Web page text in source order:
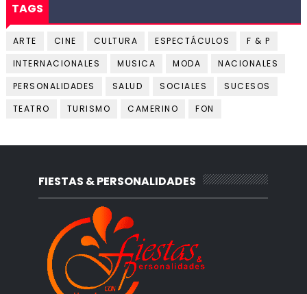
TAGS
ARTE CINE CULTURA ESPECTÁCULOS
F & P
INTERNACIONALES
MUSICA MODA
NACIONALES
PERSONALIDADES
SALUD SOCIALES
SUCESOS
TEATRO
TURISMO CAMERINO FON
FIESTAS & PERSONALIDADES